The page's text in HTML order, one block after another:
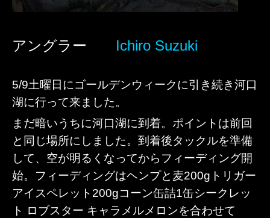
アングラー Ichiro Suzuki
5/9土曜日にゴールデンウィークに引き続き河口
湖に行って来ました。
まだ暗いうちに河口湖に到着。ポイントは前回
と同じ場所にしました。到着後タックルを準備
して、空が明るくなってからフィーディング開
始。フィーディングはヘンプと麦200gトリガー
アイスペレット200gコーン缶詰1缶シークレッ
ト ロブスター キャラメルメロンを合わせて